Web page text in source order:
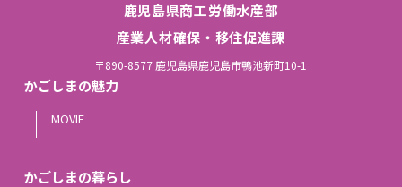
鹿児島県商工労働水産部
産業人材確保・移住促進課
〒890-8577 鹿児島県鹿児島市鴨池新町10-1
かごしまの魅力
MOVIE
かごしまの暮らし